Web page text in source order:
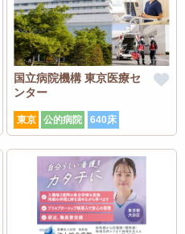
国立病院機構 東京医療セ
ンター
東京 公的病院 640床